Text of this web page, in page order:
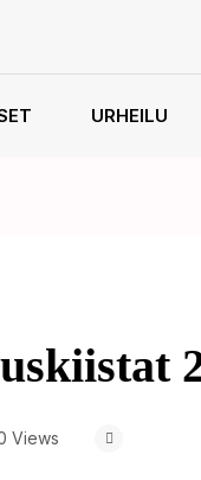
URHEILU
Views